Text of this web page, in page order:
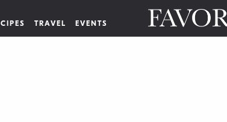
TRAVEL EVENTS